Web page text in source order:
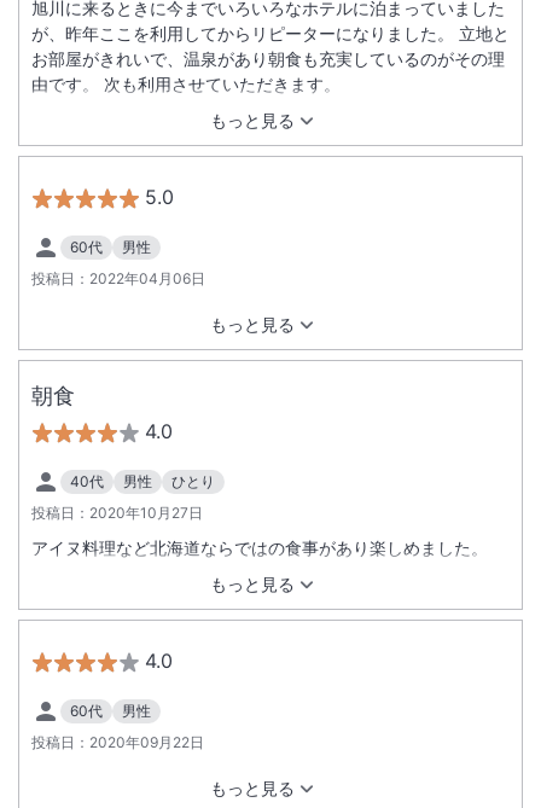
もっと見る
旭川に来るときに今までいろいろなホテルに泊まっていました
が、昨年ここを利用してからリピーターになりました。 立地と
お部屋がきれいで、温泉があり朝食も充実しているのがその理
由です。 次も利用させていただきます。
5.0
60代
男性
投稿日： 2022年04月06日
もっと見る
朝食
4.0
40代 男性
ひとり
投稿日： 2020年10月27日
もっと見る
アイヌ料理など北海道ならではの食事があり楽しめました。
4.0
60代
男性
投稿日： 2020年09月22日
もっと見る